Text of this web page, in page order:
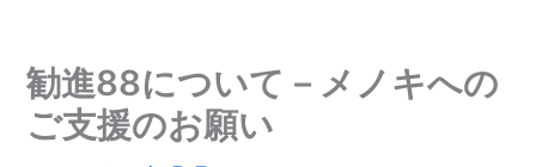
勧進88について－メノキへの
ご支援のお願い